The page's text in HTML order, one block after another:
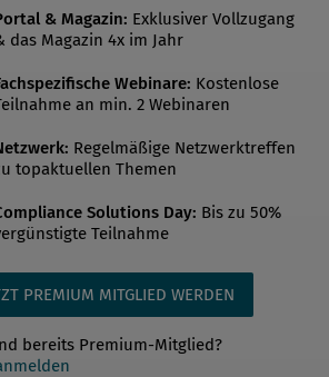
erfahren. Die Sanktionsstrafrechts-
eine Harmonisierung von
und Mindeststrafen in den
Rechtsordnungen ab. Die
haben bis 20. 5. 2025 Ze...
& Magazin: Exklusiver Vollzugang
das Magazin 4x im Jahr
Webinare: Kostenlose
an min. 2 Webinaren
Regelmäßige Netzwerktreffen
topaktuellen Themen
Solutions Day: Bis zu 50%
Teilnahme
PREMIUM MITGLIED WERDEN
bereits Premium-Mitglied?